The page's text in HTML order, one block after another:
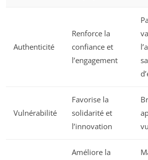
Authenticité
Renforce la
confiance et
l’engagement
Vulnérabilité
Favorise la
solidarité et
l’innovation
Améliore la